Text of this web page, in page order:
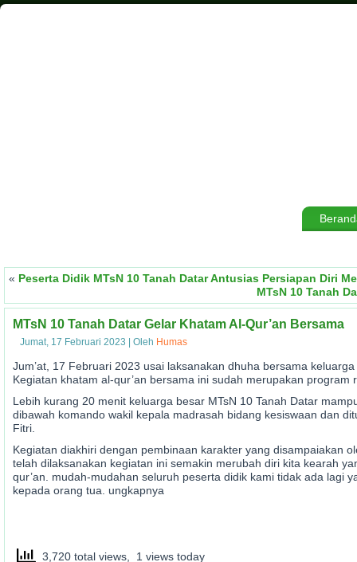
« Peserta Didik MTsN 10 Tanah Datar Antusias Persiapan Diri
MTsN 10 Tanah
MTsN 10 Tanah Datar Gelar Khatam Al-Qur’an Bersama
Jumat, 17 Februari 2023 Oleh Humas
Jum’at, 17 Februari 2023 usai laksanakan dhuha bersama
Kegiatan khatam al-qur’an bersama ini sudah merupakan
Lebih kurang 20 menit keluarga besar MTsN 10 Tanah Datar
dibawah komando wakil kepala madrasah bidang kesiswaan dan
Fitri.
Kegiatan diakhiri dengan pembinaan karakter yang disampaiakan
telah dilaksanakan kegiatan ini semakin merubah diri kita kearah
qur’an. mudah-mudahan seluruh peserta didik kami tidak ada lagi
kepada orang tua. ungkapnya
3,720 total views, 1 views today